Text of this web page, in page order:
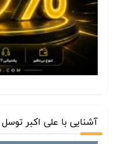
آشنایی با علی اکبر توسل